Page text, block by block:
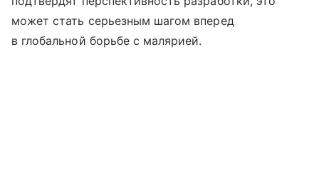
может стать серьезным шагом вперед
в глобальной борьбе с малярией.